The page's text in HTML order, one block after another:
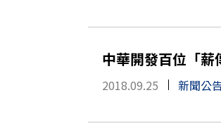
中華開發百位「
2018.09.25 新聞公